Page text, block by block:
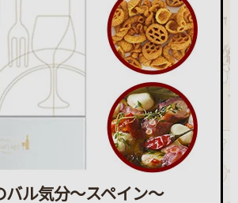
バル気分～スペイン～